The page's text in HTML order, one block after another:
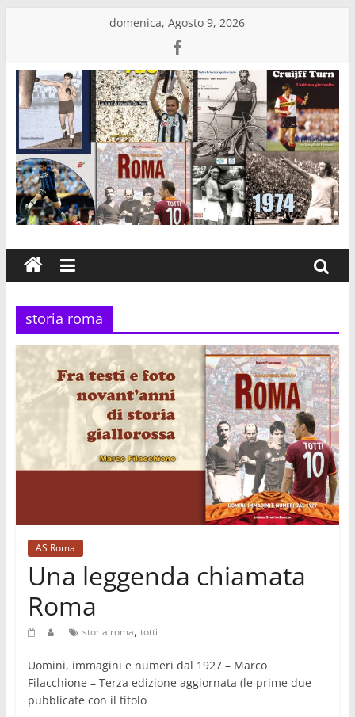
domenica, Agosto 9, 2026
Edizioni
Eraclea
Casa
editrice
di
libri
sportivi
storia roma
AS Roma
Una leggenda chiamata
Roma
storia roma, totti
Uomini, immagini e numeri dal 1927 – Marco
Filacchione – Terza edizione aggiornata (le prime due
pubblicate con il titolo